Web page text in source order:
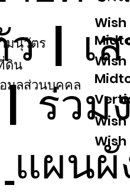
มนุวัตร
ดิน
มูลส่วนบุคคล
ว| เ
ร่วม
แผนผั